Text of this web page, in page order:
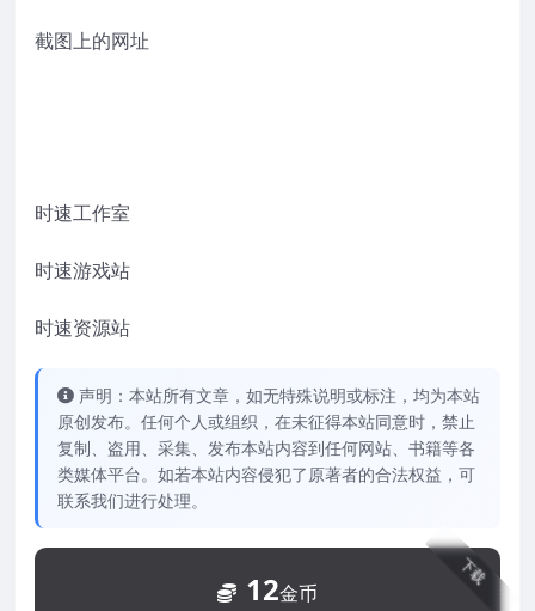
截图上的网址
时速工作室
时速游戏站
时速资源站
声明：本站所有文章，如无特殊说明或标注，均为本站
原创发布。任何个人或组织，在未征得本站同意时，禁止
复制、盗用、采集、发布本站内容到任何网站、书籍等各
类媒体平台。如若本站内容侵犯了原著者的合法权益，可
联系我们进行处理。
下载
12金币